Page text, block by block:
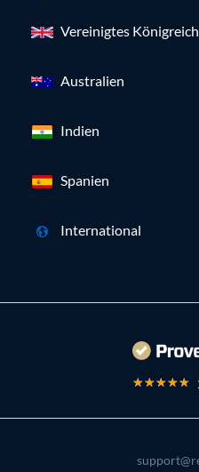
Vereinigtes Königreich
Australien
Indien
Spanien
International